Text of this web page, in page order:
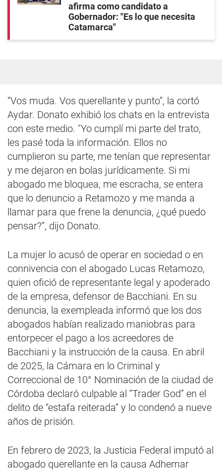
afirma como candidato a
Gobernador: "Es lo que necesita
Catamarca"
“Vos muda. Vos querellante y punto”, la cortó
Aydar. Donato exhibió los chats en la entrevista
con este medio. "Yo cumplí mi parte del trato,
les pasé toda la información. Ellos no
cumplieron su parte, me tenían que representar
y me dejaron en bolas jurídicamente. Si mi
abogado me bloquea, me escracha, se entera
que lo denuncio a Retamozo y me manda a
llamar para que frene la denuncia, ¿qué puedo
pensar?”, dijo Donato.
La mujer lo acusó de operar en sociedad o en
connivencia con el abogado Lucas Retamozo,
quien ofició de representante legal y apoderado
de la empresa, defensor de Bacchiani. En su
denuncia, la exempleada informó que los dos
abogados habían realizado maniobras para
entorpecer el pago a los acreedores de
Bacchiani y la instrucción de la causa. En abril
de 2025, la Cámara en lo Criminal y
Correccional de 10° Nominación de la ciudad de
Córdoba declaró culpable al “Trader God” en el
delito de “estafa reiterada” y lo condenó a nueve
años de prisión.
En febrero de 2023, la Justicia Federal imputó al
abogado querellante en la causa Adhemar